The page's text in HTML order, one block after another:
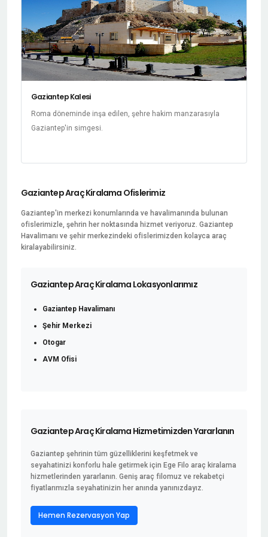
Gaziantep Kalesi
Roma döneminde inşa edilen, şehre hakim manzarasıyla
Gaziantep'in simgesi.
Gaziantep Araç Kiralama Ofislerimiz
Gaziantep'in merkezi konumlarında ve havalimanında bulunan
ofislerimizle, şehrin her noktasında hizmet veriyoruz. Gaziantep
Havalimanı ve şehir merkezindeki ofislerimizden kolayca araç
kiralayabilirsiniz.
Gaziantep Araç Kiralama Lokasyonlarımız
Gaziantep Havalimanı
Şehir Merkezi
Otogar
AVM Ofisi
Gaziantep Araç Kiralama Hizmetimizden Yararlanın
Gaziantep şehrinin tüm güzelliklerini keşfetmek ve
seyahatinizi konforlu hale getirmek için Ege Filo araç kiralama
hizmetlerinden yararlanın. Geniş araç filomuz ve rekabetçi
fiyatlarımızla seyahatinizin her anında yanınızdayız.
Hemen Rezervasyon Yap